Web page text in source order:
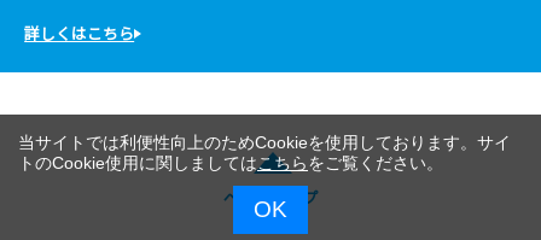
詳しくはこちら
ページトップ
当サイトでは利便性向上のためCookieを使用しております。サイ
トのCookie使用に関しましてはこちらをご覧ください。
OK